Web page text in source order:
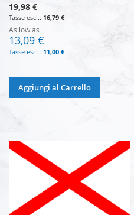
19,98 €
16,79 €
As low as
13,09 €
11,00 €
Aggiungi al Carrello